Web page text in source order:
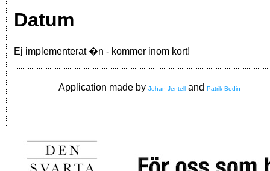
Datum
Ej implementerat �n - kommer inom kort!
Application made by Johan Jentell and Patrik Bodin